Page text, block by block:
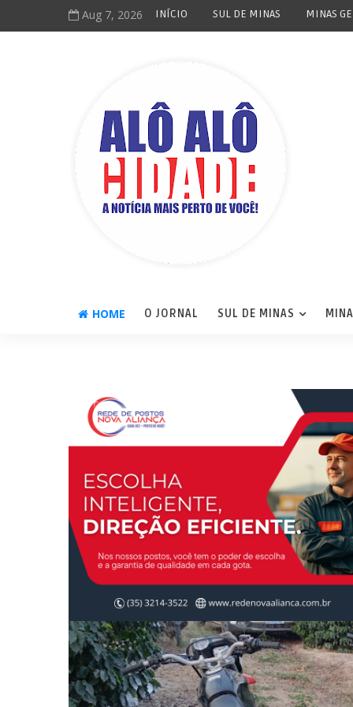
Aug 7, 2026 INÍCIO SUL DE MINAS MINAS
HOME O JORNAL SUL DE MINAS